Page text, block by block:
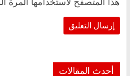
هذا المتصفح لاستخدامها المرة
أحدث المقالات